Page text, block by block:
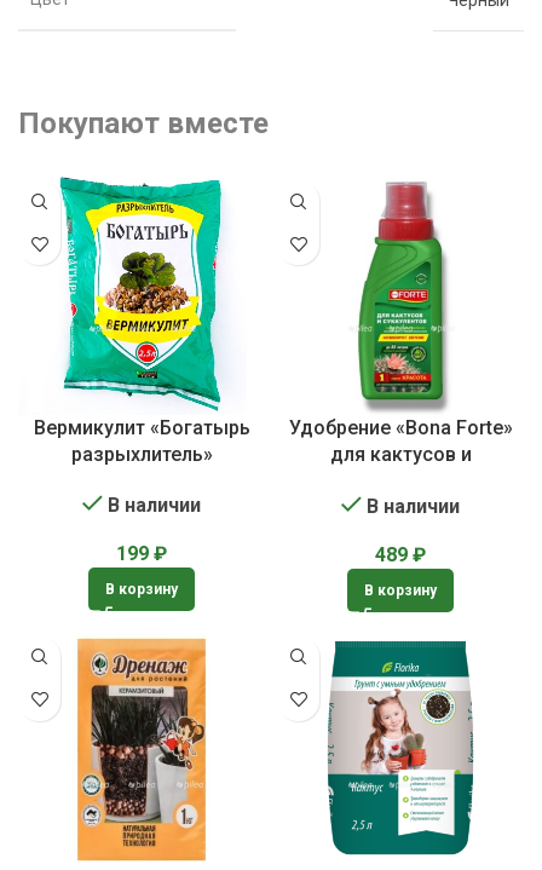
Покупают вместе
Вермикулит «Богатырь
разрыхлитель»
В наличии
199 ₽
В корзину
Удобрение «Bona Forte»
для кактусов и
В наличии
489 ₽
В корзину